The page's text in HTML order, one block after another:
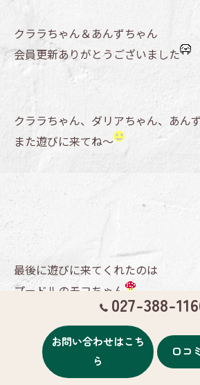
クララちゃん＆あんずちゃん
会員更新ありがとうございました
クララちゃん、ダリアちゃん、あん
また遊びに来てね～
最後に遊びに来てくれたのは
プードルのモコちゃん
今日は
全身バランス見てカット
027-388-
お問い合わせはこち
ら
口コ